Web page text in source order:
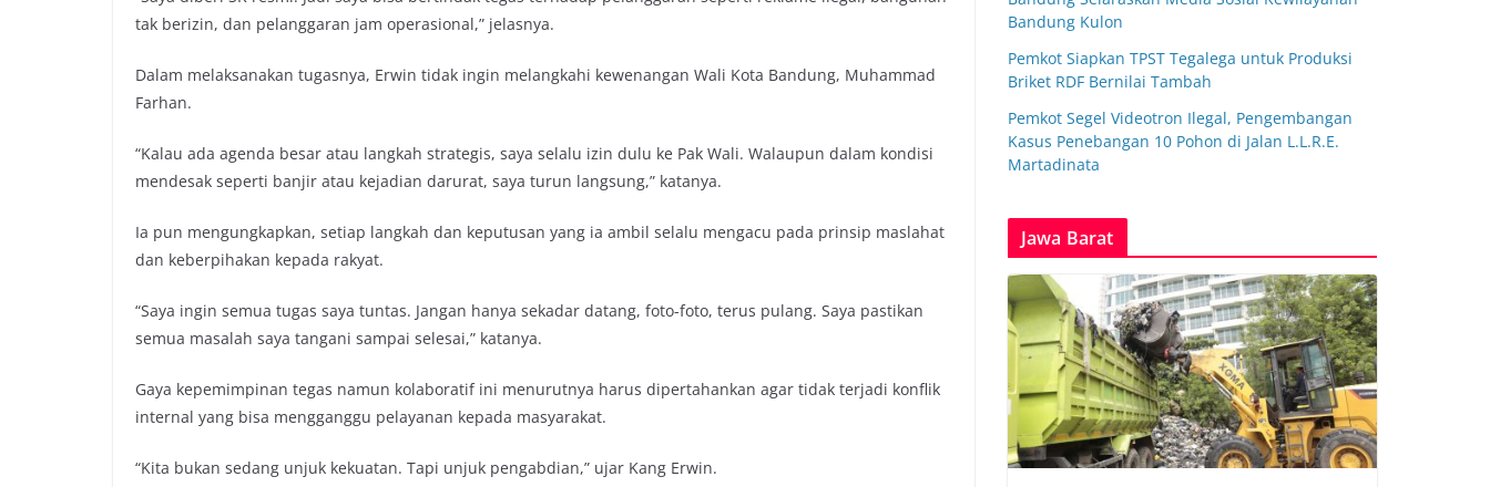
tak berizin, dan pelanggaran jam operasional,” jelasnya.
Dalam melaksanakan tugasnya, Erwin tidak ingin melangkahi kewenangan Wali Kota Bandung, Muhammad
Farhan.
“Kalau ada agenda besar atau langkah strategis, saya selalu izin dulu ke Pak Wali. Walaupun dalam kondisi
mendesak seperti banjir atau kejadian darurat, saya turun langsung,” katanya.
Ia pun mengungkapkan, setiap langkah dan keputusan yang ia ambil selalu mengacu pada prinsip maslahat
dan keberpihakan kepada rakyat.
“Saya ingin semua tugas saya tuntas. Jangan hanya sekadar datang, foto-foto, terus pulang. Saya pastikan
semua masalah saya tangani sampai selesai,” katanya.
Gaya kepemimpinan tegas namun kolaboratif ini menurutnya harus dipertahankan agar tidak terjadi konflik
internal yang bisa mengganggu pelayanan kepada masyarakat.
“Kita bukan sedang unjuk kekuatan. Tapi unjuk pengabdian,” ujar Kang Erwin.
Bandung Kulon
Pemkot Siapkan TPST Tegalega untuk Produksi
Briket RDF Bernilai Tambah
Pemkot Segel Videotron Ilegal, Pengembangan
Kasus Penebangan 10 Pohon di Jalan L.L.R.E.
Martadinata
Jawa Barat